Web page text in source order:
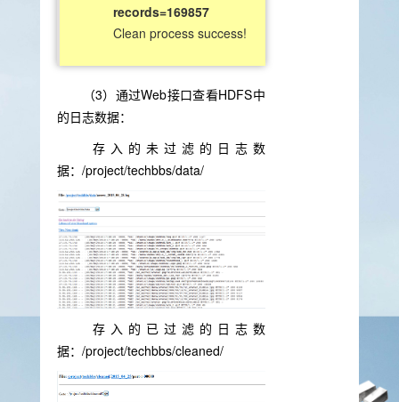
records=169857
Clean process success!
（3）通过Web接口查看HDFS中
的日志数据：
存入的未过滤的日志数
据：/project/techbbs/data/
存入的已过滤的日志数
据：/project/techbbs/cleaned/